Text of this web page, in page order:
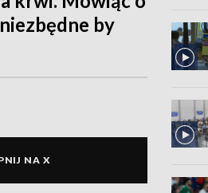
by
NA X